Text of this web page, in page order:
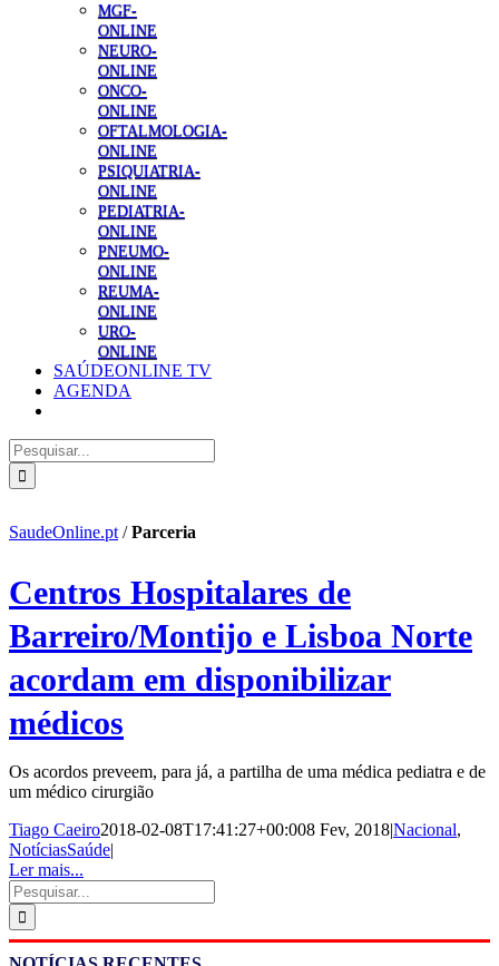
MGF-
ONLINE
NEURO-
ONLINE
ONCO-
ONLINE
OFTALMOLOGIA-
ONLINE
PSIQUIATRIA-
ONLINE
PEDIATRIA-
ONLINE
PNEUMO-
ONLINE
REUMA-
ONLINE
URO-
ONLINE
SAÚDEONLINE TV
AGENDA
Pesquisar
SaudeOnline.pt /Parceria
Centros Hospitalares de
Barreiro/Montijo e Lisboa Norte
acordam em disponibilizar
médicos
Os acordos preveem, para já, a partilha de uma médica pediatra e de
um médico cirurgião
Tiago Caeiro2018-02-08T17:41:27+00:008 Fev, 2018|Nacional,
NotíciasSaúde|
Ler mais...
Pesquisar